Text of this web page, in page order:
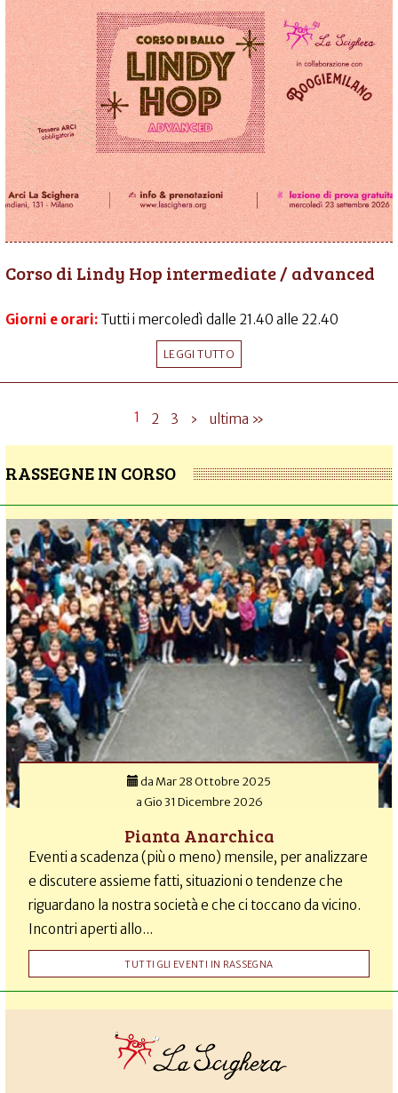
Corso di Lindy Hop intermediate / advanced
Giorni e orari: Tutti i mercoledì dalle 21.40 alle 22.40
LEGGI TUTTO
1 2 3 › ultima »
RASSEGNE IN CORSO
da Mar 28 Ottobre 2025
aGio 31 Dicembre 2026
Pianta Anarchica
Eventi a scadenza (più o meno) mensile, per analizzare
e discutere assieme fatti, situazioni o tendenze che
riguardano la nostra società e che ci toccano da vicino.
Incontri aperti allo...
TUTTI GLI EVENTI IN RASSEGNA